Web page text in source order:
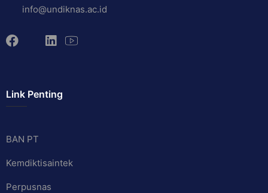
info@undiknas.ac.id
Link Penting
BAN PT
Kemdiktisaintek
Perpusnas